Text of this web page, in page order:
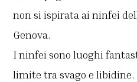
non si ispirata ai ninfei
Genova.
I ninfei sono luoghi
limite tra svago e